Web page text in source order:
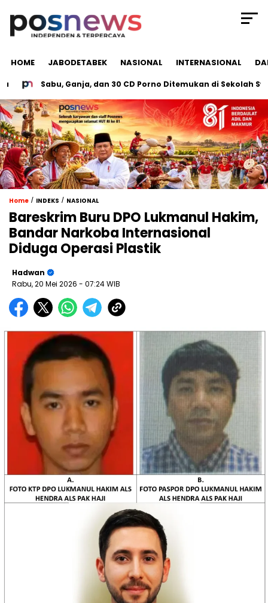
HOME JABODETABEK NASIONAL INTERNASIONAL
Sabu, Ganja, dan 30 CD Porno Ditemukan di Sekolah
Home / INDEKS / NASIONAL
Bareskrim Buru DPO Lukmanul Hakim,
Bandar Narkoba Internasional
Diduga Operasi Plastik
Hadwan
Rabu, 20 Mei 2026 - 07:24 WIB